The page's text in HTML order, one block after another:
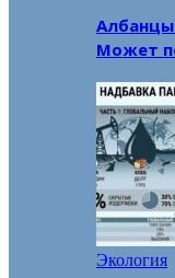
Может
Экология